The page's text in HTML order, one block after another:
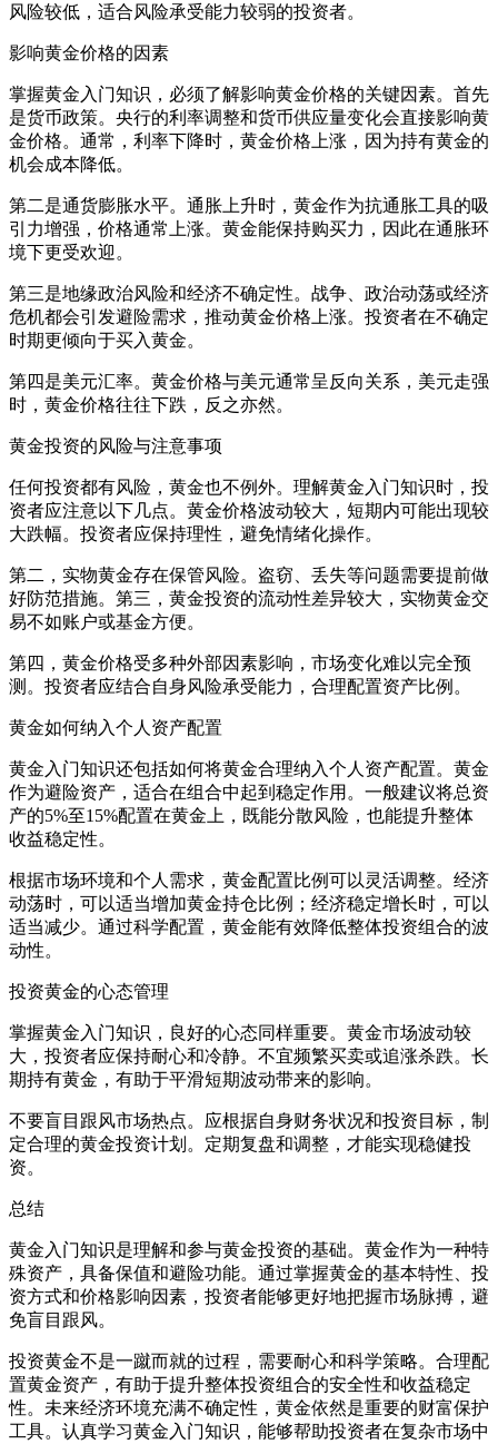
风险较低，适合风险承受能力较弱的投资者。
影响黄金价格的因素
掌握黄金入门知识，必须了解影响黄金价格的关键因素。首先
是货币政策。央行的利率调整和货币供应量变化会直接影响黄
金价格。通常，利率下降时，黄金价格上涨，因为持有黄金的
机会成本降低。
第二是通货膨胀水平。通胀上升时，黄金作为抗通胀工具的吸
引力增强，价格通常上涨。黄金能保持购买力，因此在通胀环
境下更受欢迎。
第三是地缘政治风险和经济不确定性。战争、政治动荡或经济
危机都会引发避险需求，推动黄金价格上涨。投资者在不确定
时期更倾向于买入黄金。
第四是美元汇率。黄金价格与美元通常呈反向关系，美元走强
时，黄金价格往往下跌，反之亦然。
黄金投资的风险与注意事项
任何投资都有风险，黄金也不例外。理解黄金入门知识时，投
资者应注意以下几点。黄金价格波动较大，短期内可能出现较
大跌幅。投资者应保持理性，避免情绪化操作。
第二，实物黄金存在保管风险。盗窃、丢失等问题需要提前做
好防范措施。第三，黄金投资的流动性差异较大，实物黄金交
易不如账户或基金方便。
第四，黄金价格受多种外部因素影响，市场变化难以完全预
测。投资者应结合自身风险承受能力，合理配置资产比例。
黄金如何纳入个人资产配置
黄金入门知识还包括如何将黄金合理纳入个人资产配置。黄金
作为避险资产，适合在组合中起到稳定作用。一般建议将总资
产的5%至15%配置在黄金上，既能分散风险，也能提升整体
收益稳定性。
根据市场环境和个人需求，黄金配置比例可以灵活调整。经济
动荡时，可以适当增加黄金持仓比例；经济稳定增长时，可以
适当减少。通过科学配置，黄金能有效降低整体投资组合的波
动性。
投资黄金的心态管理
掌握黄金入门知识，良好的心态同样重要。黄金市场波动较
大，投资者应保持耐心和冷静。不宜频繁买卖或追涨杀跌。长
期持有黄金，有助于平滑短期波动带来的影响。
不要盲目跟风市场热点。应根据自身财务状况和投资目标，制
定合理的黄金投资计划。定期复盘和调整，才能实现稳健投
资。
总结
黄金入门知识是理解和参与黄金投资的基础。黄金作为一种特
殊资产，具备保值和避险功能。通过掌握黄金的基本特性、投
资方式和价格影响因素，投资者能够更好地把握市场脉搏，避
免盲目跟风。
投资黄金不是一蹴而就的过程，需要耐心和科学策略。合理配
置黄金资产，有助于提升整体投资组合的安全性和收益稳定
性。未来经济环境充满不确定性，黄金依然是重要的财富保护
工具。认真学习黄金入门知识，能够帮助投资者在复杂市场中